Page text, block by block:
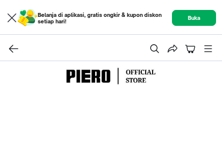
Belanja di aplikasi, gratis ongkir & kupon diskon
setiap hari!
Buka